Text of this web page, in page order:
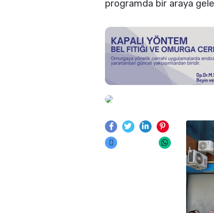
programda bir araya